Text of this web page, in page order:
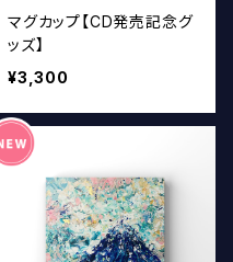
マグカップ【CD発売記念グ
ッズ】
¥3,300